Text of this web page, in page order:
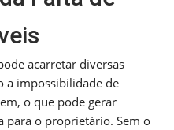
acarretar diversas
a impossibilidade de
o que pode gerar
para o proprietário. Sem o